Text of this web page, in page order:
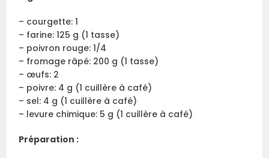
– courgette: 1
– farine: 125 g (1 tasse)
– poivron rouge: 1/4
– fromage râpé: 200 g (1 tasse)
– œufs: 2
– poivre: 4 g (1 cuillère à café)
– sel: 4 g (1 cuillère à café)
– levure chimique: 5 g (1 cuillère à café)
Préparation :